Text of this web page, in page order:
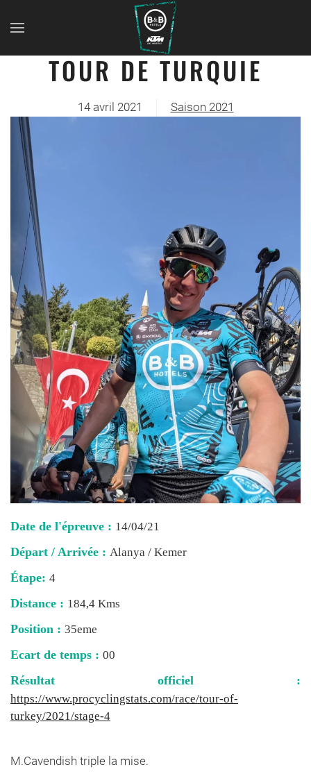
TOUR DE TURQUIE
14 avril 2021 Saison 2021
Date de l'épreuve : 14/04/21
Départ / Arrivée : Alanya / Kemer
Étape: 4
Distance : 184,4 Kms
Position : 35eme
Ecart de temps : 00
Résultat officiel :
https://www.procyclingstats.com/race/tour-of-
turkey/2021/stage-4
M.Cavendish triple la mise.